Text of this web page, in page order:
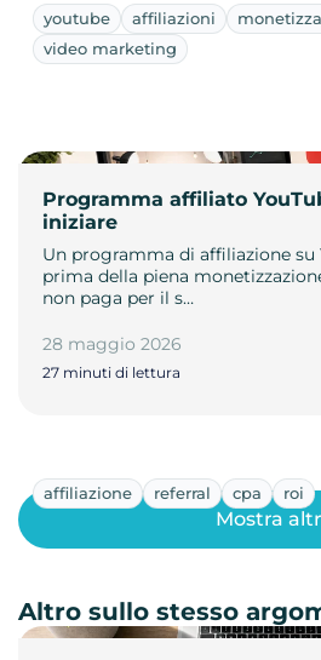
youtube affiliazioni
video marketing
Programma affiliato
iniziare
Un programma di affiliazione su
prima della piena
non paga per il s…
28 maggio 2026
27 minuti di lettura
affiliazione referral cpa roi
Mostra
Altro sullo stesso